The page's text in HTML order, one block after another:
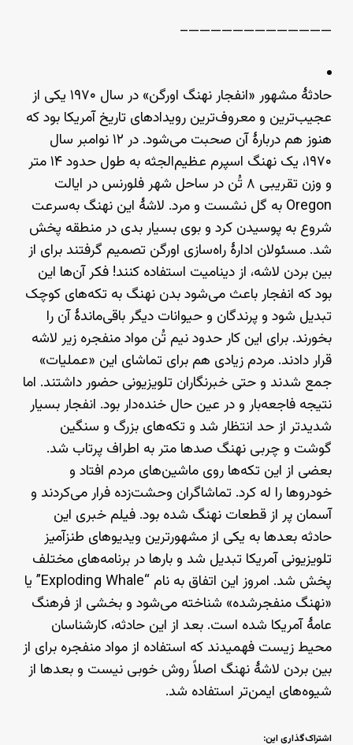
—————————————–
حادثهٔ مشهور «انفجار نهنگ اورگن» در سال ۱۹۷۰ یکی از
عجیب‌ترین و معروف‌ترین رویدادهای تاریخ آمریکا بود که
هنوز هم دربارهٔ آن صحبت می‌شود. در ۱۲ نوامبر سال
۱۹۷۰، یک نهنگ اسپرم عظیم‌الجثه به طول حدود ۱۴ متر
و وزن تقریبی ۸ تُن در ساحل شهر فلورنس در ایالت
Oregon به گل نشست و مرد. لاشهٔ این نهنگ به‌سرعت
شروع به پوسیدن کرد و بوی بسیار بدی در منطقه پخش
شد. مسئولان ادارهٔ راه‌سازی اورگن تصمیم گرفتند برای از
بین بردن لاشه، از دینامیت استفاده کنند! فکر آن‌ها این
بود که انفجار باعث می‌شود بدن نهنگ به تکه‌های کوچک
تبدیل شود و پرندگان و حیوانات دیگر باقی‌ماندهٔ آن را
بخورند. برای این کار حدود نیم تُن مواد منفجره زیر لاشه
قرار دادند. مردم زیادی هم برای تماشای این «عملیات»
جمع شدند و حتی خبرنگاران تلویزیونی حضور داشتند. اما
نتیجه فاجعه‌بار و در عین حال خنده‌دار بود. انفجار بسیار
شدیدتر از حد انتظار شد و تکه‌های بزرگ و سنگین
گوشت و چربی نهنگ صدها متر به اطراف پرتاب شد.
بعضی از این تکه‌ها روی ماشین‌های مردم افتاد و
خودروها را له کرد. تماشاگران وحشت‌زده فرار می‌کردند و
آسمان پر از قطعات نهنگ شده بود. فیلم خبری این
حادثه بعدها به یکی از مشهورترین ویدیوهای طنزآمیز
تلویزیونی آمریکا تبدیل شد و بارها در برنامه‌های مختلف
پخش شد. امروز این اتفاق به نام “Exploding Whale” یا
«نهنگ منفجرشده» شناخته می‌شود و بخشی از فرهنگ
عامهٔ آمریکا شده است. بعد از این حادثه، کارشناسان
محیط زیست فهمیدند که استفاده از مواد منفجره برای از
بین بردن لاشهٔ نهنگ اصلاً روش خوبی نیست و بعدها از
شیوه‌های ایمن‌تر استفاده شد.
اشتراک‌گذاری این: